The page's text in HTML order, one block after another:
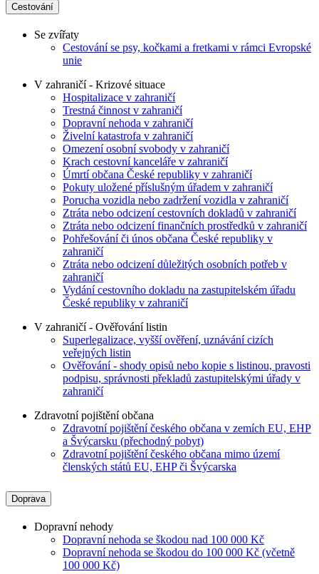
Cestování
Se zvířaty
Cestování se psy, kočkami a fretkami v rámci Evropské
unie
V zahraničí - Krizové situace
Hospitalizace v zahraničí
Trestná činnost v zahraničí
Dopravní nehoda v zahraničí
Živelní katastrofa v zahraničí
Omezení osobní svobody v zahraničí
Krach cestovní kanceláře v zahraničí
Úmrtí občana České republiky v zahraničí
Pokuty uložené příslušným úřadem v zahraničí
Porucha vozidla nebo zadržení vozidla v zahraničí
Ztráta nebo odcizení cestovních dokladů v zahraničí
Ztráta nebo odcizení finančních prostředků v zahraničí
Pohřešování či únos občana České republiky v
zahraničí
Ztráta nebo odcizení důležitých osobních potřeb v
zahraničí
Vydání cestovního dokladu na zastupitelském úřadu
České republiky v zahraničí
V zahraničí - Ověřování listin
Superlegalizace, vyšší ověření, uznávání cizích
veřejných listin
Ověřování - shody opisů nebo kopie s listinou, pravosti
podpisu, správnosti překladů zastupitelskými úřady v
zahraničí
Zdravotní pojištění občana
Zdravotní pojištění českého občana v zemích EU, EHP
a Švýcarsku (přechodný pobyt)
Zdravotní pojištění českého občana mimo území
členských států EU, EHP či Švýcarska
Doprava
Dopravní nehody
Dopravní nehoda se škodou nad 100 000 Kč
Dopravní nehoda se škodou do 100 000 Kč (včetně
100 000 Kč)